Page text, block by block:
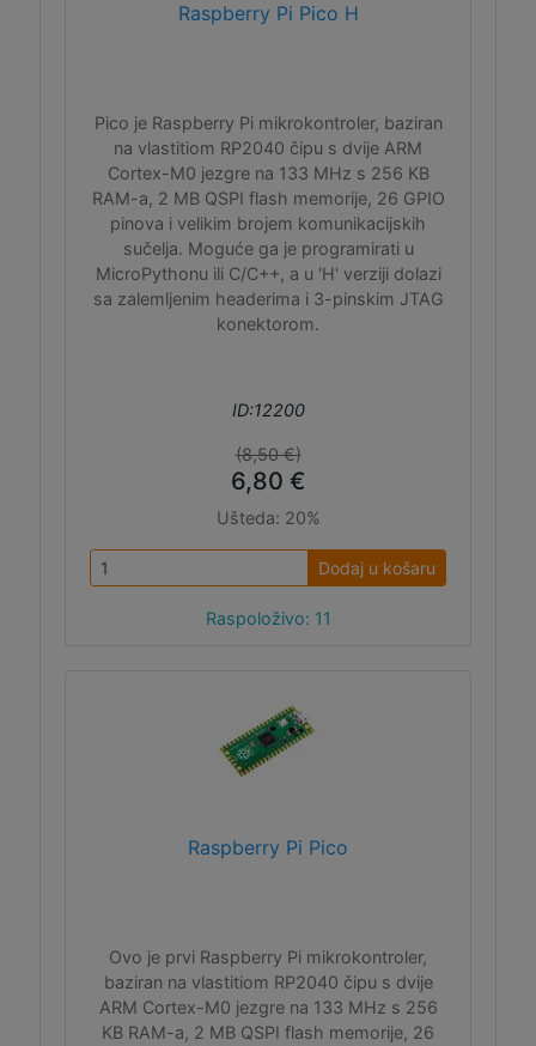
Raspberry Pi Pico H
Pico je Raspberry Pi mikrokontroler, baziran
na vlastitiom RP2040 čipu s dvije ARM
Cortex-M0 jezgre na 133 MHz s 256 KB
RAM-a, 2 MB QSPI flash memorije, 26 GPIO
pinova i velikim brojem komunikacijskih
sučelja. Moguće ga je programirati u
MicroPythonu ili C/C++, a u 'H' verziji dolazi
sa zalemljenim headerima i 3-pinskim JTAG
konektorom.
ID:12200
(8,50 €)
6,80 €
Ušteda: 20%
Dodaj u košaru
Raspoloživo: 11
Raspberry Pi Pico
Ovo je prvi Raspberry Pi mikrokontroler,
baziran na vlastitiom RP2040 čipu s dvije
ARM Cortex-M0 jezgre na 133 MHz s 256
KB RAM-a, 2 MB QSPI flash memorije, 26